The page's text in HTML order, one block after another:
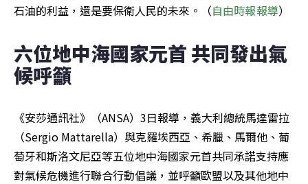
石油的利益，還是要保衛人民的未來。（自由時報報導）
六位地中海國家元首 共同發出氣
候呼籲
《安莎通訊社》（ANSA）3日報導，義大利總統馬達雷拉
（Sergio Mattarella）與克羅埃西亞、希臘、馬爾他、葡
萄牙和斯洛文尼亞等五位地中海國家元首共同承諾支持應
對氣候危機進行聯合行動倡議，並呼籲歐盟以及其他地中